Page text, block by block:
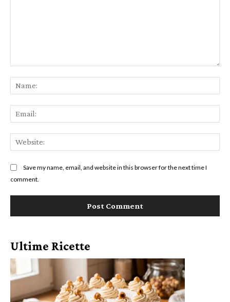
Save my name, email, and website in this browser for the next time I
comment.
Ultime Ricette